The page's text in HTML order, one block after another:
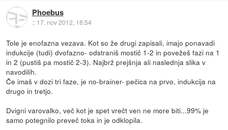
Phoebus
:: 17. nov 2012, 18:54
Tole je enofazna vezava. Kot so že drugi zapisali, imajo ponavadi
indukcije (tudi) dvofazno- odstraniš mostič 1-2 in povežeš fazi na 1
in 2 (pustiš pa mostič 2-3). Najbrž prejšnja ali naslednja slika v
navodilih.
Če imaš v dozi tri faze, je no-brainer- pečica na prvo, indukcija na
drugo in tretjo.
Dvigni varovalko, več kot je spet vrečt ven ne more biti...99% je
samo potegnilo preveč toka in je odklopila.